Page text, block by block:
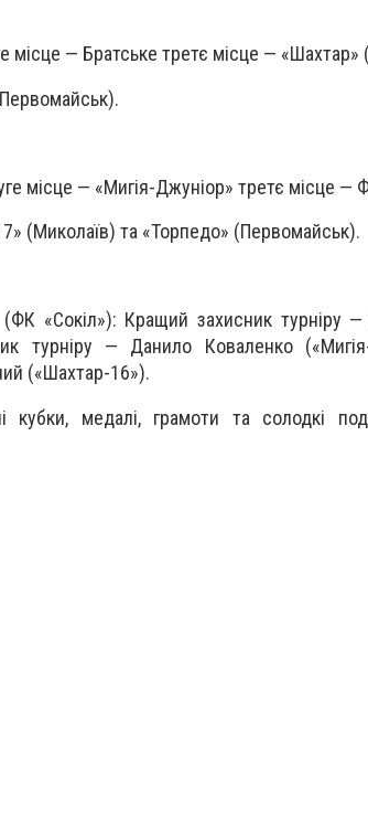
— Братське третє місце — «Шахтар»
місце — «Мигія-Джуніор» третє місце —
(Миколаїв) та «Торпедо» (Первомайськ).
«Сокіл»): Кращий захисник турніру
турніру — Данило Коваленко
(«Шахтар-16»).
кубки, медалі, грамоти та солодкі